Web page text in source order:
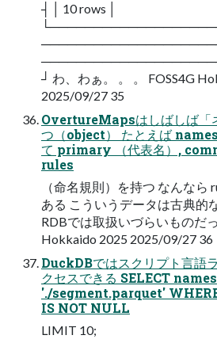
┤ │ 10 rows │
┘ わ、わぁ。 。 。 FOSS4G
2025/09/27 35
OvertureMapsはしばしば「
つ（object） たとえば
て primary （代表名）,
rules
（命名規則）を持つ なんなら
ある こういうデータは古典的
RDBでは取扱いづらいものだ
Hokkaido 2025 2025/09/27 36
DuckDBではスクリプト言語
クセスできる SELECT
'./segment.parquet'
IS NOT NULL
LIMIT 10;